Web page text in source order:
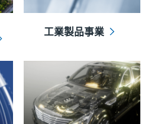
工業製品事業